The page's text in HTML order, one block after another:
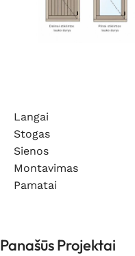
Langai
Stogas
Sienos
Montavimas
Pamatai
Panašūs Projektai